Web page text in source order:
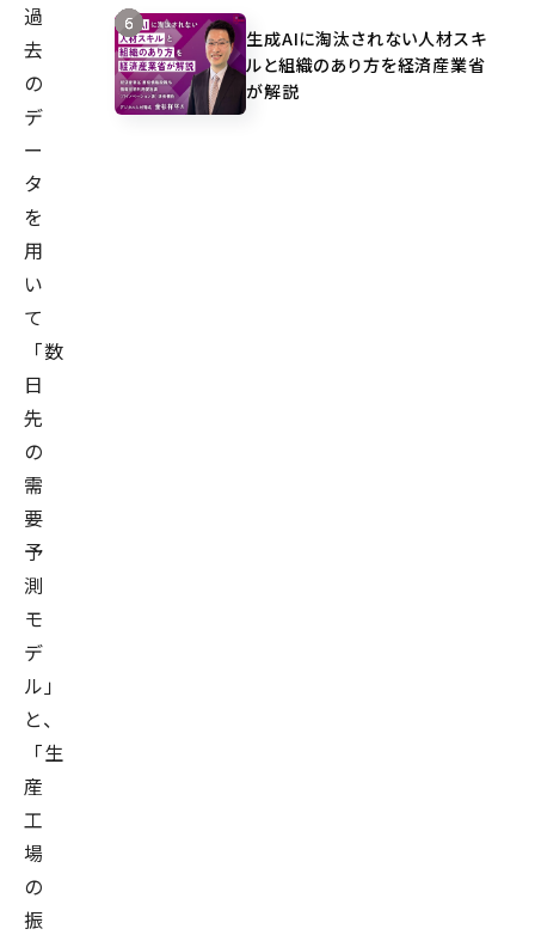
過
去
の
デ
ー
タ
を
用
い
て
「数
日
先
の
需
要
予
測
モ
デ
ル」
と、
「生
産
工
場
の
振
生成AIに淘汰されない人材スキ
ルと組織のあり方を経済産業省
が解説